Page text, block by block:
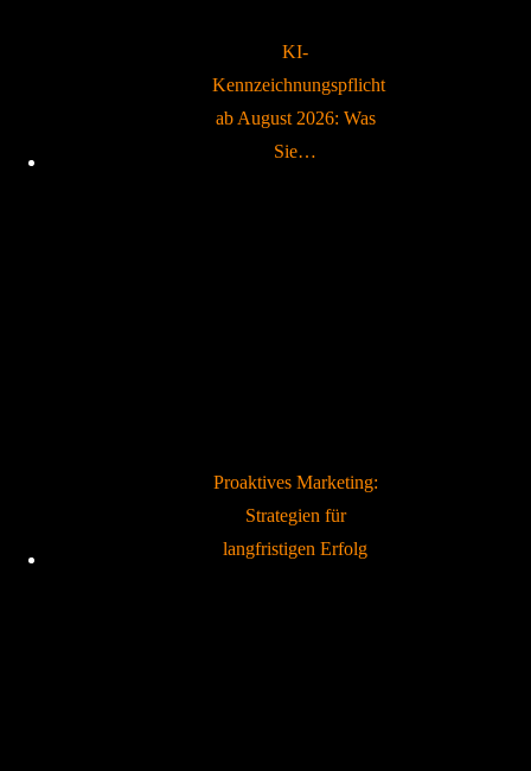
KI-
Kennzeichnungspflicht
ab August 2026: Was
Sie…
Proaktives Marketing:
Strategien für
langfristigen Erfolg